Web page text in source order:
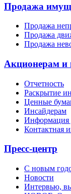
Продажа
Продажа
Продажа
Продажа
Акционерам и
Отчетность
Раскрытие
Ценные
Инсайдерам
Информация
Контактная
Пресс-центр
С новым
Новости
Интервью,